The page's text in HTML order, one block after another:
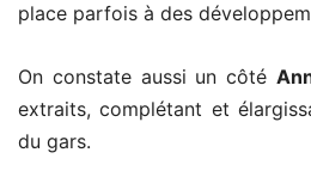
place parfois à des
On constate aussi un côté
extraits, complétant et
du gars.